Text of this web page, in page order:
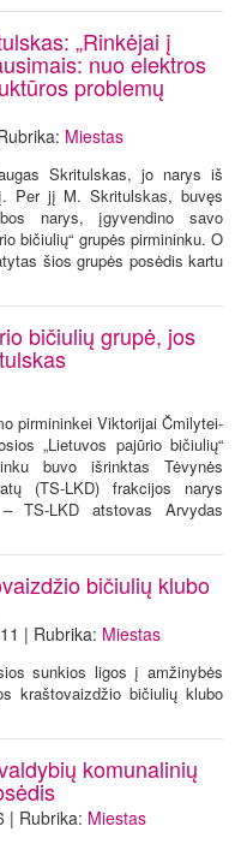
„Rinkėjai į
nuo elektros
problemų
Miestas
Skritulskas, jo narys iš
Per jį M. Skritulskas, buvęs
narys, įgyvendino savo
bičiulių“ grupės pirmininku. O
šios grupės posėdis kartu
bičiulių grupė, jos
pirmininkei Viktorijai Čmilytei-
„Lietuvos pajūrio bičiulių“
buvo išrinktas Tėvynės
(TS-LKD) frakcijos narys
TS-LKD atstovas Arvydas
bičiulių klubo
| Rubrika: Miestas
sunkios ligos į amžinybės
kraštovaizdžio bičiulių klubo
komunalinių
| Rubrika: Miestas